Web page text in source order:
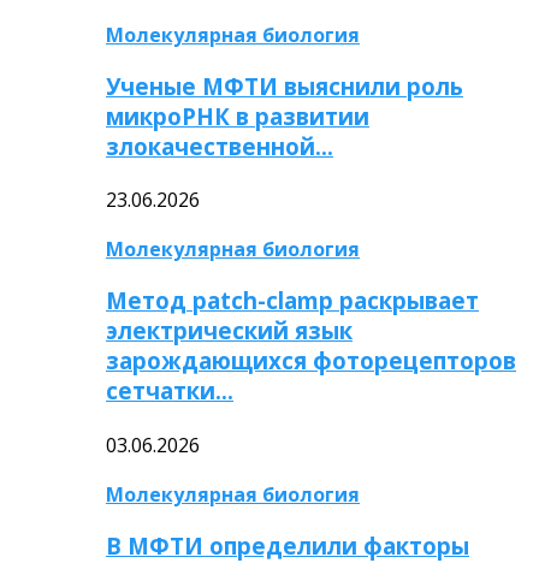
Молекулярная биология
Ученые МФТИ выяснили роль
микроРНК в развитии
злокачественной…
23.06.2026
Молекулярная биология
Метод patch-clamp раскрывает
электрический язык
зарождающихся фоторецепторов
сетчатки…
03.06.2026
Молекулярная биология
В МФТИ определили факторы